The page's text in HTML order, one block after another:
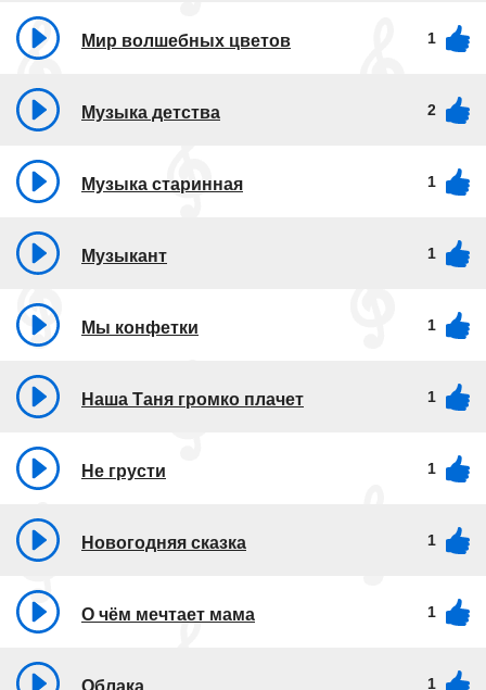
Мир волшебных цветов 1
Музыка детства 2
Музыка старинная 1
Музыкант 1
Мы конфетки 1
Наша Таня громко плачет 1
Не грусти 1
Новогодняя сказка 1
О чём мечтает мама 1
Облака 1